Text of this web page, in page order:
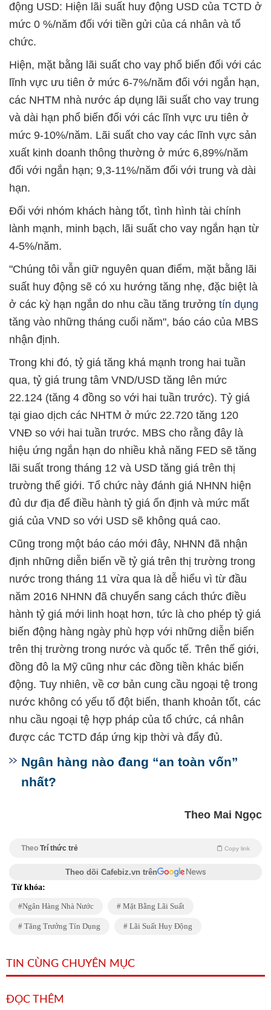
động USD: Hiện lãi suất huy động USD của TCTD ở
mức 0 %/năm đối với tiền gửi của cá nhân và tổ
chức.
Hiện, mặt bằng lãi suất cho vay phổ biến đối với các
lĩnh vực ưu tiên ở mức 6-7%/năm đối với ngắn hạn,
các NHTM nhà nước áp dụng lãi suất cho vay trung
và dài hạn phổ biến đối với các lĩnh vực ưu tiên ở
mức 9-10%/năm. Lãi suất cho vay các lĩnh vực sản
xuất kinh doanh thông thường ở mức 6,89%/năm
đối với ngắn hạn; 9,3-11%/năm đối với trung và dài
hạn.
Đối với nhóm khách hàng tốt, tình hình tài chính
lành mạnh, minh bạch, lãi suất cho vay ngắn hạn từ
4-5%/năm.
"Chúng tôi vẫn giữ nguyên quan điểm, mặt bằng lãi
suất huy động sẽ có xu hướng tăng nhẹ, đặc biệt là
ở các kỳ hạn ngắn do nhu cầu tăng trưởng tín dụng
tăng vào những tháng cuối năm", báo cáo của MBS
nhận định.
Trong khi đó, tỷ giá tăng khá mạnh trong hai tuần
qua, tỷ giá trung tâm VND/USD tăng lên mức
22.124 (tăng 4 đồng so với hai tuần trước). Tỷ giá
tại giao dịch các NHTM ở mức 22.720 tăng 120
VNĐ so với hai tuần trước. MBS cho rằng đây là
hiệu ứng ngắn hạn do nhiều khả năng FED sẽ tăng
lãi suất trong tháng 12 và USD tăng giá trên thị
trường thế giới. Tổ chức này đánh giá NHNN hiện
đủ dư địa để điều hành tỷ giá ổn định và mức mất
giá của VND so với USD sẽ không quá cao.
Cũng trong một báo cáo mới đây, NHNN đã nhận
định những diễn biến về tỷ giá trên thị trường trong
nước trong tháng 11 vừa qua là dễ hiểu vì từ đầu
năm 2016 NHNN đã chuyển sang cách thức điều
hành tỷ giá mới linh hoạt hơn, tức là cho phép tỷ giá
biến động hàng ngày phù hợp với những diễn biến
trên thị trường trong nước và quốc tế. Trên thế giới,
đồng đô la Mỹ cũng như các đồng tiền khác biến
động. Tuy nhiên, về cơ bản cung cầu ngoại tệ trong
nước không có yếu tố đột biến, thanh khoản tốt, các
nhu cầu ngoại tệ hợp pháp của tổ chức, cá nhân
được các TCTD đáp ứng kịp thời và đẩy đủ.
Ngân hàng nào đang “an toàn vốn”
nhất?
Theo Mai Ngọc
Theo Trí thức trẻ Copy link
Theo dõi Cafebiz.vn trên
Từ khóa:
Ngân Hàng Nhà Nước Mặt Bằng Lãi Suất
Tăng Trưởng Tín Dụng Lãi Suất Huy Động
TIN CÙNG CHUYÊN MỤC
ĐỌC THÊM